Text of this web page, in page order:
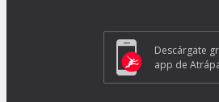
Descárgate
app de